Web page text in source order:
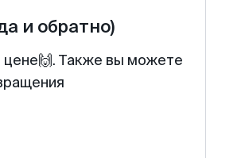
и обратно)
цене🙌. Также вы можете